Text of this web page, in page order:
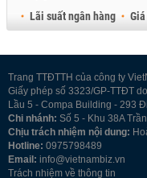
Lãi suất ngân hàng
Trang TTĐTTH của công ty
Giấy phép số 3323/GP-TTĐT
Lầu 5 - Compa Building - 293
Chi nhánh: Số 5 - Khu 38A
Chịu trách nhiệm nội dung:
Hotline: 0975798489
Email: info@vietnambiz.vn
Trách nhiệm về thông tin